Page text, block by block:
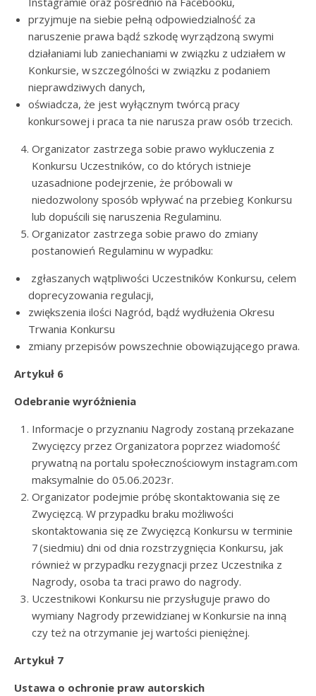
przyjmuje na siebie pełną odpowiedzialność za
naruszenie prawa bądź szkodę wyrządzoną swymi
działaniami lub zaniechaniami w związku z udziałem w
Konkursie, w szczególności w związku z podaniem
nieprawdziwych danych,
oświadcza, że jest wyłącznym twórcą pracy
konkursowej i praca ta nie narusza praw osób trzecich.
Organizator zastrzega sobie prawo wykluczenia z
Konkursu Uczestników, co do których istnieje
uzasadnione podejrzenie, że próbowali w
niedozwolony sposób wpływać na przebieg Konkursu
lub dopuścili się naruszenia Regulaminu.
Organizator zastrzega sobie prawo do zmiany
postanowień Regulaminu w wypadku:
zgłaszanych wątpliwości Uczestników Konkursu, celem
doprecyzowania regulacji,
zwiększenia ilości Nagród, bądź wydłużenia Okresu
Trwania Konkursu
zmiany przepisów powszechnie obowiązującego prawa.
Artykuł 6
Odebranie wyróżnienia
Informacje o przyznaniu Nagrody zostaną przekazane
Zwycięzcy przez Organizatora poprzez wiadomość
prywatną na portalu społecznościowym instagram.com
maksymalnie do 05.06.2023r.
Organizator podejmie próbę skontaktowania się ze
Zwycięzcą. W przypadku braku możliwości
skontaktowania się ze Zwycięzcą Konkursu w terminie
7 (siedmiu) dni od dnia rozstrzygnięcia Konkursu, jak
również w przypadku rezygnacji przez Uczestnika z
Nagrody, osoba ta traci prawo do nagrody.
Uczestnikowi Konkursu nie przysługuje prawo do
wymiany Nagrody przewidzianej w Konkursie na inną
czy też na otrzymanie jej wartości pieniężnej.
Artykuł 7
Ustawa o ochronie praw autorskich